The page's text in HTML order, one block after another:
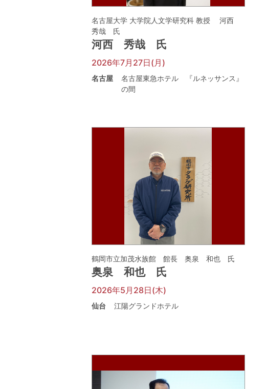
名古屋大学 大学院人文学研究科 教授 河西
秀哉 氏
河西 秀哉 氏
2026年7月27日(月)
名古屋
名古屋東急ホテル 『ルネッサンス』
の間
鶴岡市立加茂水族館 館長 奥泉 和也 氏
奥泉 和也 氏
2026年5月28日(木)
仙台 江陽グランドホテル